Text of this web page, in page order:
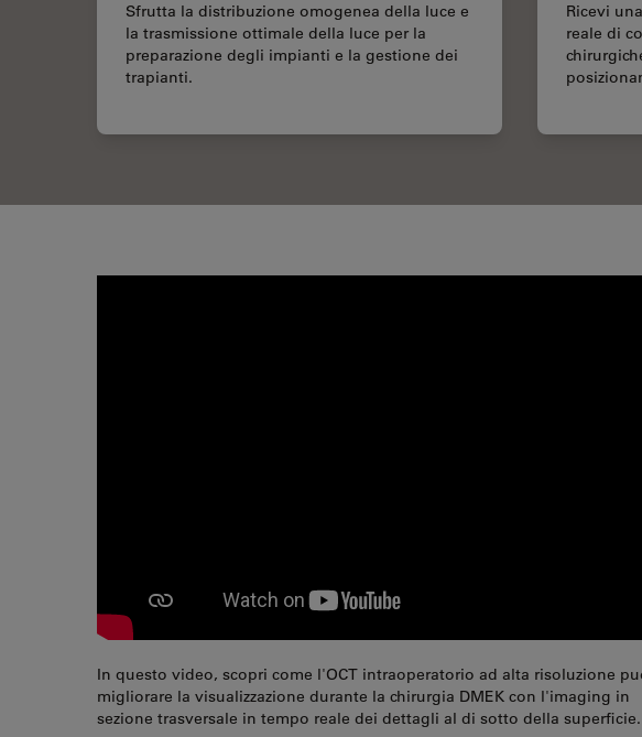
Sfrutta la distribuzione omogenea della luce e
la trasmissione ottimale della luce per la
preparazione degli impianti e la gestione dei
trapianti.
Ricevi
reale di
In questo video, scopri come l'OCT intraoperatorio ad alta risoluzione
migliorare la visualizzazione durante la chirurgia DMEK con l'imaging in
sezione trasversale in tempo reale dei dettagli al di sotto della superficie.